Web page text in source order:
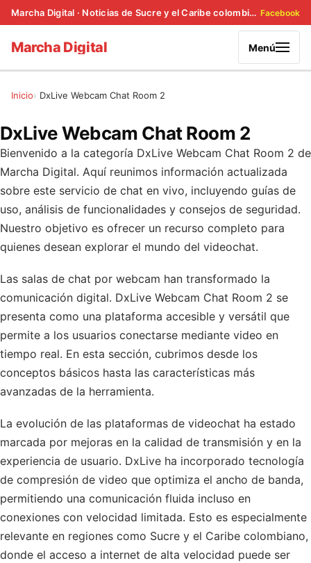
Marcha Digital · Noticias de Sucre y el Caribe colombiano Facebook
Marcha Digital Menú
Inicio DxLive Webcam Chat Room 2
DxLive Webcam Chat Room 2
Bienvenido a la categoría DxLive Webcam Chat Room 2 de
Marcha Digital. Aquí reunimos información actualizada
sobre este servicio de chat en vivo, incluyendo guías de
uso, análisis de funcionalidades y consejos de seguridad.
Nuestro objetivo es ofrecer un recurso completo para
quienes desean explorar el mundo del videochat.
Las salas de chat por webcam han transformado la
comunicación digital. DxLive Webcam Chat Room 2 se
presenta como una plataforma accesible y versátil que
permite a los usuarios conectarse mediante video en
tiempo real. En esta sección, cubrimos desde los
conceptos básicos hasta las características más
avanzadas de la herramienta.
La evolución de las plataformas de videochat ha estado
marcada por mejoras en la calidad de transmisión y en la
experiencia de usuario. DxLive ha incorporado tecnología
de compresión de video que optimiza el ancho de banda,
permitiendo una comunicación fluida incluso en
conexiones con velocidad limitada. Esto es especialmente
relevante en regiones como Sucre y el Caribe colombiano,
donde el acceso a internet de alta velocidad puede ser